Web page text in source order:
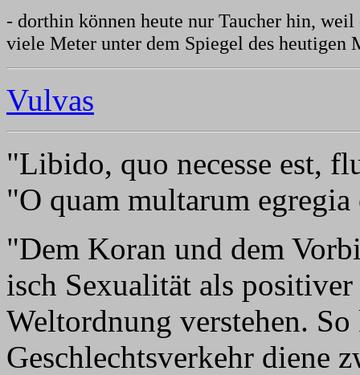
- dorthin können heute nur Taucher hin,
viele Meter unter dem Spiegel des heutigen
Vulvas
"Libido, quo necesse est,
"O quam multarum
"Dem Koran und dem
isch Sexualität als
Weltordnung verstehen.
Geschlechtsverkehr diene